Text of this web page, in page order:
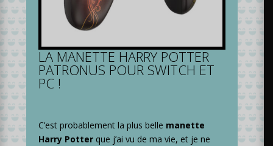
LA MANETTE HARRY POTTER
PATRONUS POUR SWITCH ET
PC !
C’est probablement la plus belle manette
Harry Potter que j’ai vu de ma vie, et je ne